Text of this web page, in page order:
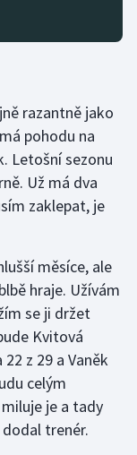
razantně jako
pohodu na
Letošní sezonu
Už má dva
zaklepat, je
měsíce, ale
hraje. Užívám
se ji držet
Kvitová
z 29 a Vaněk
celým
je a tady
trenér.